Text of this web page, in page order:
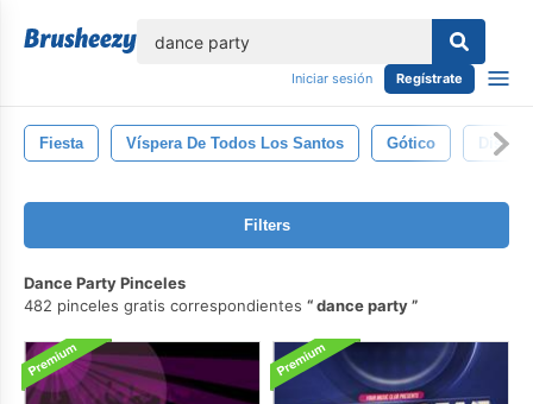
Iniciar sesión Regístrate
Fiesta Víspera De Todos Los Santos Gótico Disfraz
Filters
Dance Party Pinceles
482 pinceles gratis correspondientes
dance party